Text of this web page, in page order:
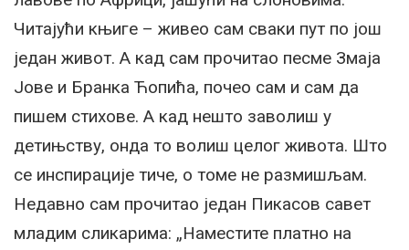
Читајући књиге – живео сам сваки пут по још
један живот. А кад сам прочитао песме Змаја
Јове и Бранка Ћопића, почео сам и сам да
пишем стихове. А кад нешто заволиш у
детињству, онда то волиш целог живота. Што
се инспирације тиче, о томе не размишљам.
Недавно сам прочитао један Пикасов савет
младим сликарима: „Наместите платно на